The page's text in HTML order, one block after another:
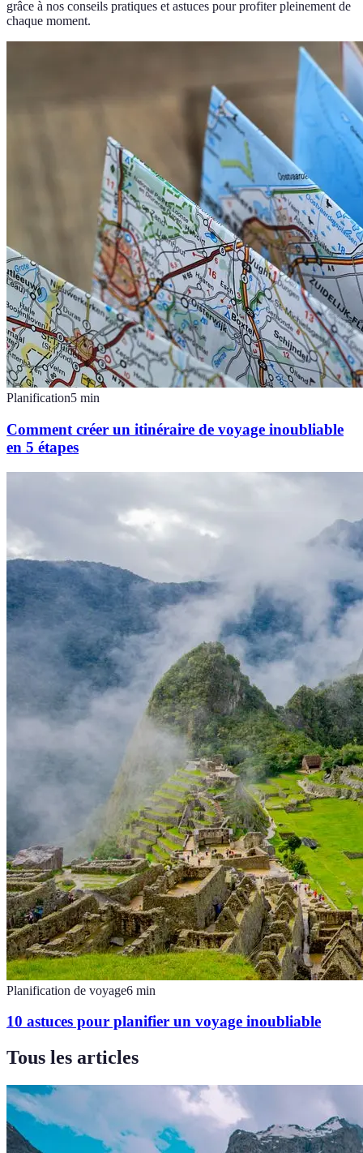
grâce à nos conseils pratiques et astuces pour profiter pleinement de
chaque moment.
Planification5 min
Comment créer un itinéraire de voyage inoubliable
en 5 étapes
Planification de voyage6 min
10 astuces pour planifier un voyage inoubliable
Tous les articles